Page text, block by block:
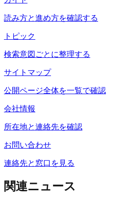
読み方と進め方を確認する
トピック
検索意図ごとに整理する
サイトマップ
公開ページ全体を一覧で確認
会社情報
所在地と連絡先を確認
お問い合わせ
連絡先と窓口を見る
関連ニュース